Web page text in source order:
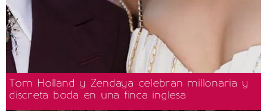
Tom Holland y Zendaya celebran millonaria y
discreta boda en una finca inglesa